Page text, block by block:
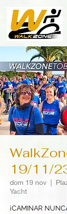
19/11/
dom 19 nov
  |
Yacht
¡CAMINAR